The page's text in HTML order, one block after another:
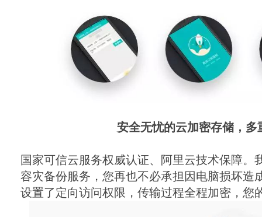
安全无忧的云加密存储，多
国家可信云服务权威认证、阿里云技术保障。
容灾备份服务，您再也不必承担因电脑损坏造
设置了定向访问权限，传输过程全程加密，您